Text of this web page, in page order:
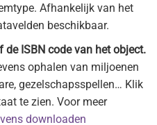
Afhankelijk van het
beschikbaar.
ISBN code van het object.
ophalen van miljoenen
gezelschapsspellen… Klik
te zien. Voor meer
downloaden